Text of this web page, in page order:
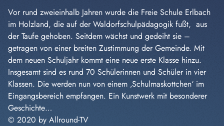
Vor rund zweieinhalb Jahren wurde die Freie Schule Erlbach
im Holzland, die auf der Waldorfschulpädagogik fußt, aus
der Taufe gehoben. Seitdem wächst und gedeiht sie –
getragen von einer breiten Zustimmung der Gemeinde. Mit
dem neuen Schuljahr kommt eine neue erste Klasse hinzu.
Insgesamt sind es rund 70 Schülerinnen und Schüler in vier
Klassen. Die werden nun von einem ‚Schulmaskottchen‘ im
Eingangsbereich empfangen. Ein Kunstwerk mit besonderer
Geschichte…
© 2020 by Allround-TV